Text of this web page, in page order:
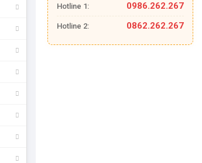
Hotline 1: 0986.262.267
Hotline 2: 0862.262.267